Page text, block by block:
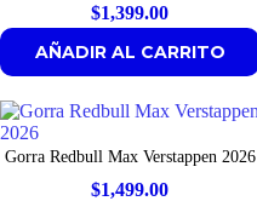
$1,399.00
AÑADIR AL CARRITO
Gorra Redbull Max Verstappen 2026
$1,499.00